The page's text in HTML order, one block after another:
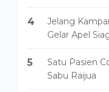
4
Jelang
Gelar Apel
5
Satu Pasien
Sabu Raijua